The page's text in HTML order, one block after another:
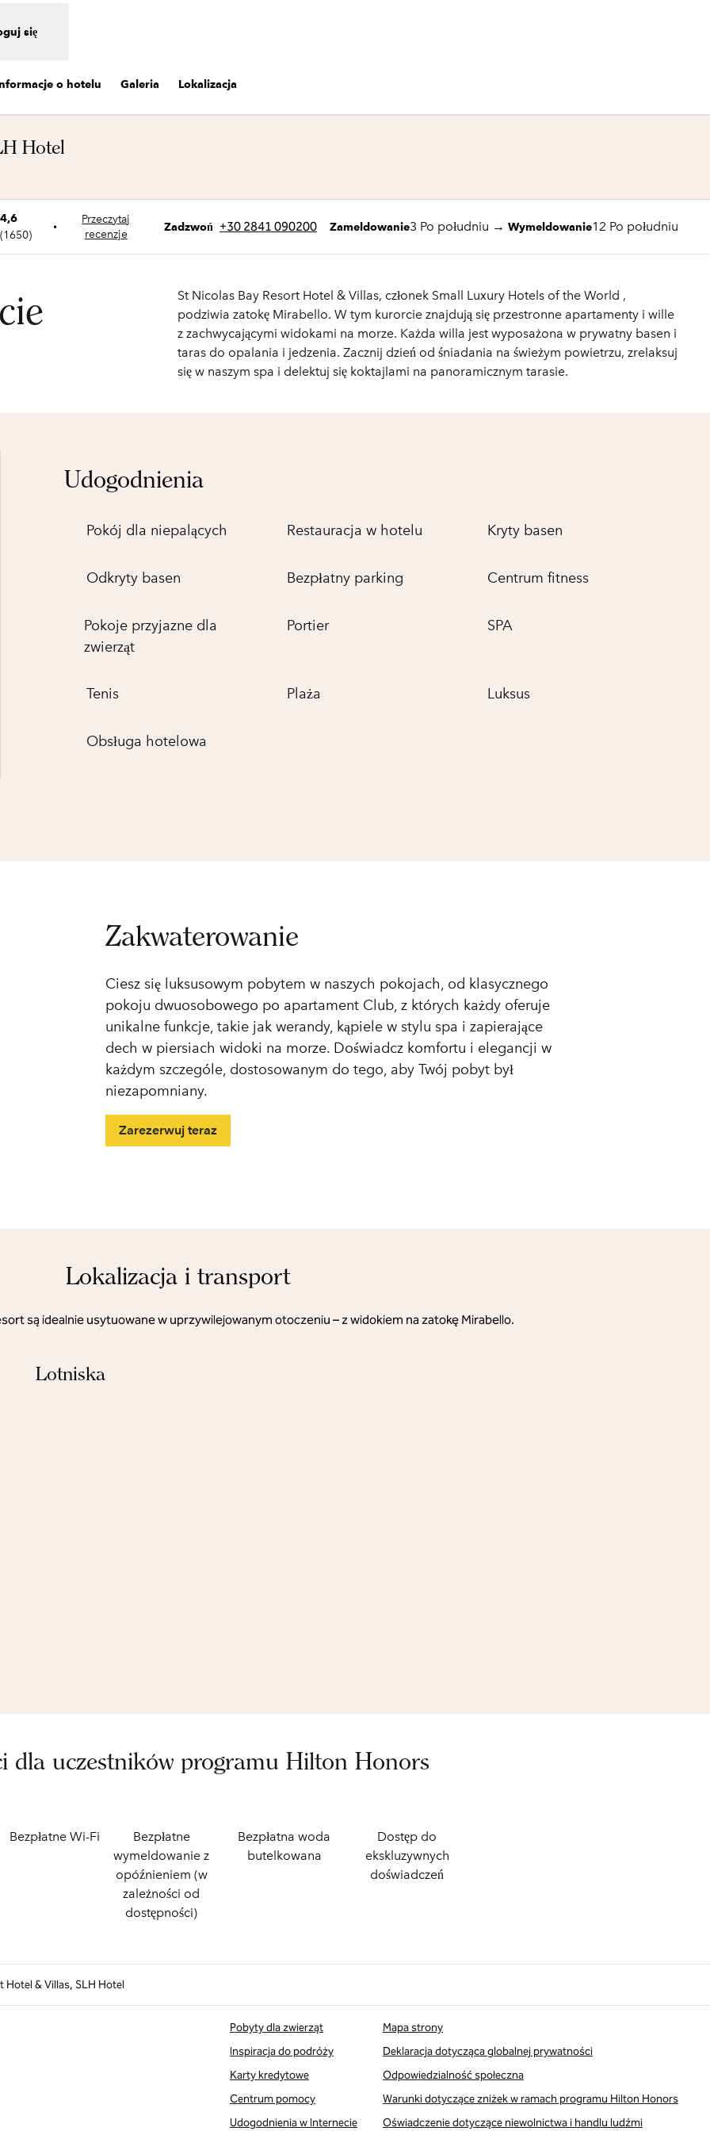
się
o hotelu Galeria Lokalizacja
Hotel
4,6
(1650)
•
Przeczytaj
recenzje
Zadzwoń
Rozmowa +30 2841 090200 Zameldowanie3 Po południu → Wymeldowanie12 Po południu
St Nicolas Bay Resort Hotel & Villas, członek Small Luxury Hotels of the World ,
podziwia zatokę Mirabello. W tym kurorcie znajdują się przestronne apartamenty i wille
z zachwycającymi widokami na morze. Każda willa jest wyposażona w prywatny basen i
taras do opalania i jedzenia. Zacznij dzień od śniadania na świeżym powietrzu, zrelaksuj
się w naszym spa i delektuj się koktajlami na panoramicznym tarasie.
Udogodnienia
Pokój dla niepalących Restauracja w hotelu Kryty basen
Odkryty basen Bezpłatny parking Centrum fitness
Pokoje przyjazne dla
zwierząt
Portier SPA
Tenis Plaża Luksus
Obsługa hotelowa
Zakwaterowanie
Ciesz się luksusowym pobytem w naszych pokojach, od klasycznego
pokoju dwuosobowego po apartament Club, z których każdy oferuje
unikalne funkcje, takie jak werandy, kąpiele w stylu spa i zapierające
dech w piersiach widoki na morze. Doświadcz komfortu i elegancji w
każdym szczególe, dostosowanym do tego, aby Twój pobyt był
niezapomniany.
Zarezerwuj teraz
Lokalizacja i transport
są idealnie usytuowane w uprzywilejowanym otoczeniu – z widokiem na zatokę Mirabello.
Lotniska
dla uczestników programu Hilton Honors
Bezpłatne Wi-Fi
Bezpłatne
wymeldowanie z
opóźnieniem (w
zależności od
dostępności)
Bezpłatna woda
butelkowana
Dostęp do
ekskluzywnych
doświadczeń
Hotel & Villas, SLH Hotel
Pobyty dla zwierząt
Inspiracja do podróży
Karty kredytowe
Centrum pomocy
Udogodnienia w Internecie
Mapa strony
Deklaracja dotycząca globalnej prywatności
Odpowiedzialność społeczna
Warunki dotyczące zniżek w ramach programu Hilton Honors
Oświadczenie dotyczące niewolnictwa i handlu ludźmi